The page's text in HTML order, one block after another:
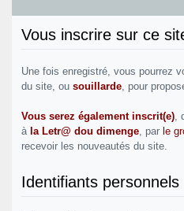
Vous inscrire sur ce
Une fois enregistré, vous pourrez
du site, ou souillarde , pour
Vous serez également inscrit(e)
à la Letr@ dou dimenge , par le
recevoir les nouveautés du site.
Identifiants personnels